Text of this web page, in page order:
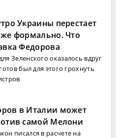
Украины перестает
формально. Что
Федорова
Зеленского оказалось вдруг
был для этого грохнуть
в Италии может
самой Мелони
писался в расчете на